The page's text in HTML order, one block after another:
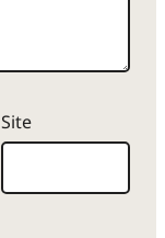
Site